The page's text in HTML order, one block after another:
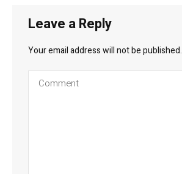
Leave a Reply
Your email address will not be published.